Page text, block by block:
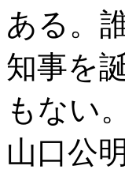
ある。
知事を
もない
山口公